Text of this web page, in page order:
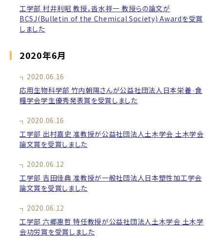
工学部 村井利昭 教授，沓水祥一 教授らの論文が
BCSJ(Bulletin of the Chemical Society) Awardを受賞
しました
2020年6月
2020.06.16
応用生物科学部 竹内朝陽さんが公益社団法人日本栄養·食
糧学会学生優秀発表賞を受賞しました
2020.06.16
工学部 出村嘉史 准教授が公益社団法人土木学会 土木学会
論文賞を受賞しました
2020.06.12
工学部 吉田佳典 准教授が一般社団法人日本塑性加工学会
論文賞を受賞しました
2020.06.12
工学部 六郷惠哲 特任教授が公益社団法人土木学会 土木学
会功労賞を受賞しました